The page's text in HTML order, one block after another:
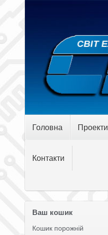
Головна Проекти
Контакти
Ваш кошик
Кошик порожній